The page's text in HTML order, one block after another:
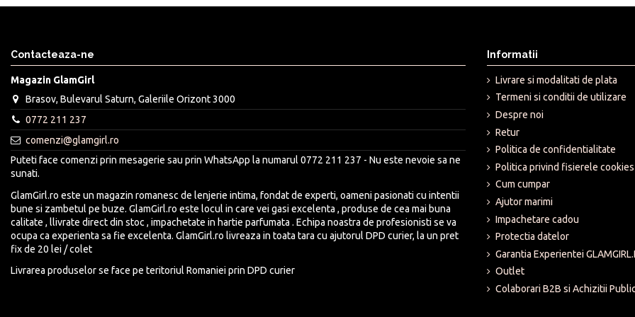
Contacteaza-ne
Magazin GlamGirl
Brasov, Bulevarul Saturn, Galeriile Orizont 3000
0772 211 237
comenzi@glamgirl.ro
Puteti face comenzi prin mesagerie sau prin WhatsApp la numarul 0772 211 237 - Nu este nevoie sa ne
sunati.
GlamGirl.ro este un magazin romanesc de lenjerie intima, fondat de experti, oameni pasionati cu intentii
bune si zambetul pe buze. GlamGirl.ro este locul in care vei gasi excelenta , produse de cea mai buna
calitate , llivrate direct din stoc , impachetate in hartie parfumata . Echipa noastra de profesionisti se va
ocupa ca experienta sa fie excelenta. GlamGirl.ro livreaza in toata tara cu ajutorul DPD curier, la un pret
fix de 20 lei / colet
Livrarea produselor se face pe teritoriul Romaniei prin DPD curier
Informatii
Livrare si modalitati de plata
Termeni si conditii de utilizare
Despre noi
Retur
Politica de confidentialitate
Politica privind fisierele cookies
Cum cumpar
Ajutor marimi
Impachetare cadou
Protectia datelor
Garantia Experientei
Outlet
Colaborari B2B si Achizitii